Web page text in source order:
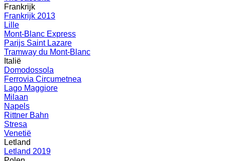
Frankrijk
Frankrijk 2013
Lille
Mont-Blanc Express
Parijs Saint Lazare
Tramway du Mont-Blanc
Italië
Domodossola
Ferrovia Circumetnea
Lago Maggiore
Milaan
Napels
Rittner Bahn
Stresa
Venetië
Letland
Letland 2019